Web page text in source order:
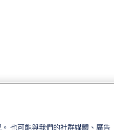
也可能與我們的社群媒體、廣告